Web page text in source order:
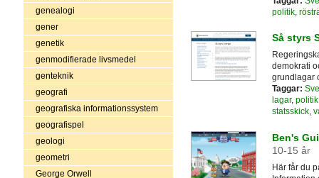
genealogi
gener
genetik
genmodifierade livsmedel
genteknik
geografi
geografiska informationssystem
geografispel
geologi
geometri
George Orwell
politik,
Så styrs
demokrati
grundlagar
Taggar:
lagar, politik
statsskick,
Ben's
10-15 år
Här får du